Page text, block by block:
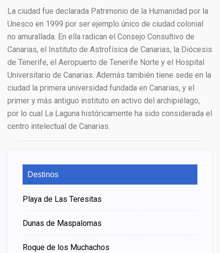
La ciudad fue declarada Patrimonio de la Humanidad por la
Unesco en 1999 por ser ejemplo único de ciudad colonial
no amurallada.​ En ella radican el Consejo Consultivo de
Canarias, el Instituto de Astrofísica de Canarias, la Diócesis
de Tenerife, el Aeropuerto de Tenerife Norte y el Hospital
Universitario de Canarias. Además también tiene sede en la
ciudad la primera universidad fundada en Canarias,​ y el
primer y más antiguo instituto en activo del archipiélago,​
por lo cual La Laguna históricamente ha sido considerada el
centro intelectual de Canarias.
Destinos
Playa de Las Teresitas
Dunas de Maspalomas
Roque de los Muchachos